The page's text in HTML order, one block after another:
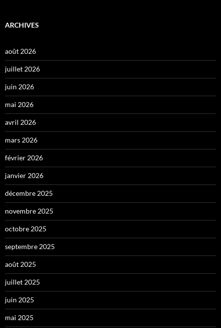
ARCHIVES
août 2026
juillet 2026
juin 2026
mai 2026
avril 2026
mars 2026
février 2026
janvier 2026
décembre 2025
novembre 2025
octobre 2025
septembre 2025
août 2025
juillet 2025
juin 2025
mai 2025